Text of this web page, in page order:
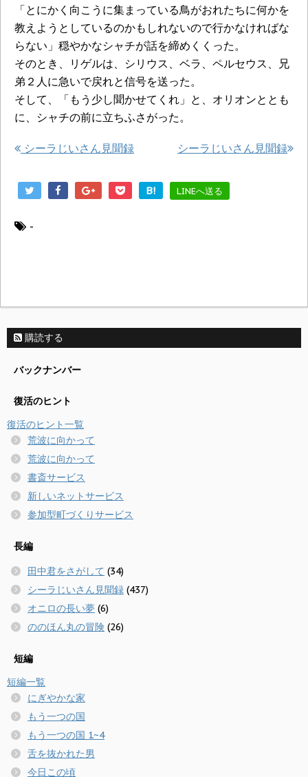
「とにかく向こうに集まっている鳥がおれたちに何かを
教えようとしているのかもしれないので行かなければな
らない」穏やかなシャチが話を締めくくった。
そのとき、リゲルは、シリウス、ベラ、ペルセウス、兄
弟２人に急いで戻れと信号を送った。
そして、「もう少し聞かせてくれ」と、オリオンととも
に、シャチの前に立ちふさがった。
シーラじいさん見聞録
シーラじいさん見聞録
B! LINEへ送る
-
購読する
バックナンバー
復活のヒント
復活のヒント一覧
荒波に向かって
荒波に向かって
書斎サービス
新しいネットサービス
参加型町づくりサービス
長編
田中君をさがして (34)
シーラじいさん見聞録 (437)
オニロの長い夢 (6)
ののほん丸の冒険 (26)
短編
短編一覧
にぎやかな家
もう一つの国
もう一つの国 1~4
舌を抜かれた男
今日この頃